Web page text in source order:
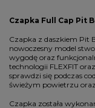
Czapka Full Cap Pit
Czapka z daszkiem Pit
nowoczesny model
wygodę oraz
technologii FLEXFIT
sprawdzi się podczas
świeżym powietrzu
Czapka została